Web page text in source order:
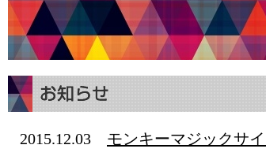
2015.12.03 モンキーマジックサ